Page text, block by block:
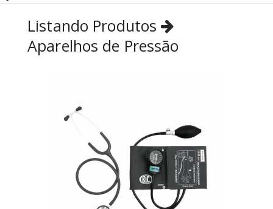
Listando Produtos
Aparelhos de Pressão